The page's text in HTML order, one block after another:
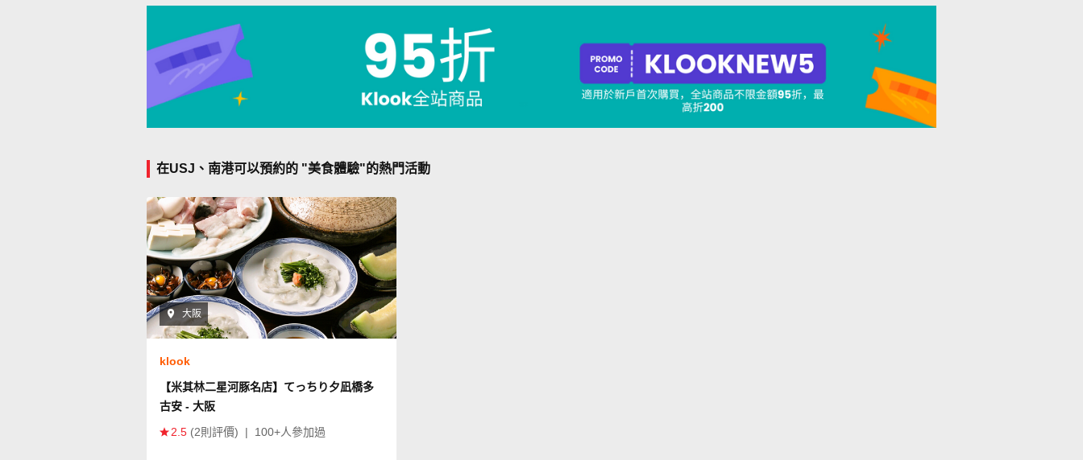
在USJ、南港可以預約的 "美食體驗"的熱門活動
大阪
klook
【米其林二星河豚名店】てっちり夕凪橋多
古安 - 大阪
2.5 (2則評價) | 100+人參加過